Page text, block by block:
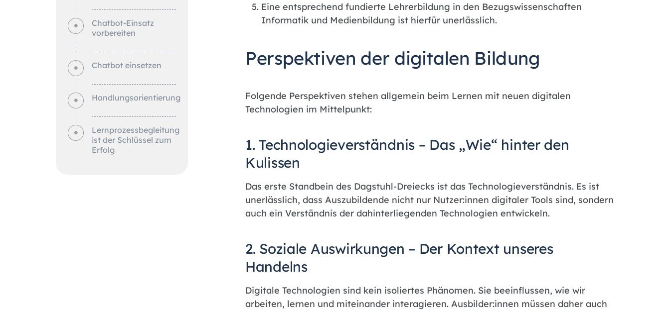
Chatbot-Einsatz
vorbereiten
Chatbot einsetzen
Handlungsorientierung
Lernprozessbegleitung
ist der Schlüssel zum
Erfolg
Eine entsprechend fundierte Lehrerbildung in den Bezugswissenschaften
Informatik und Medienbildung ist hierfür unerlässlich.
Perspektiven der digitalen Bildung
Folgende Perspektiven stehen allgemein beim Lernen mit neuen digitalen
Technologien im Mittelpunkt:
1. Technologieverständnis – Das „Wie“ hinter den
Kulissen
Das erste Standbein des Dagstuhl-Dreiecks ist das Technologieverständnis. Es ist
unerlässlich, dass Auszubildende nicht nur Nutzer:innen digitaler Tools sind, sondern
auch ein Verständnis der dahinterliegenden Technologien entwickeln.
2. Soziale Auswirkungen – Der Kontext unseres
Handelns
Digitale Technologien sind kein isoliertes Phänomen. Sie beeinflussen, wie wir
arbeiten, lernen und miteinander interagieren. Ausbilder:innen müssen daher auch